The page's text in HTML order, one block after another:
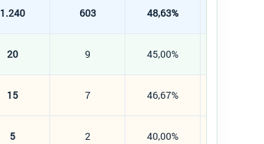
1.240 603 48,63%
20 9 45,00%
15 7 46,67%
5 2 40,00%